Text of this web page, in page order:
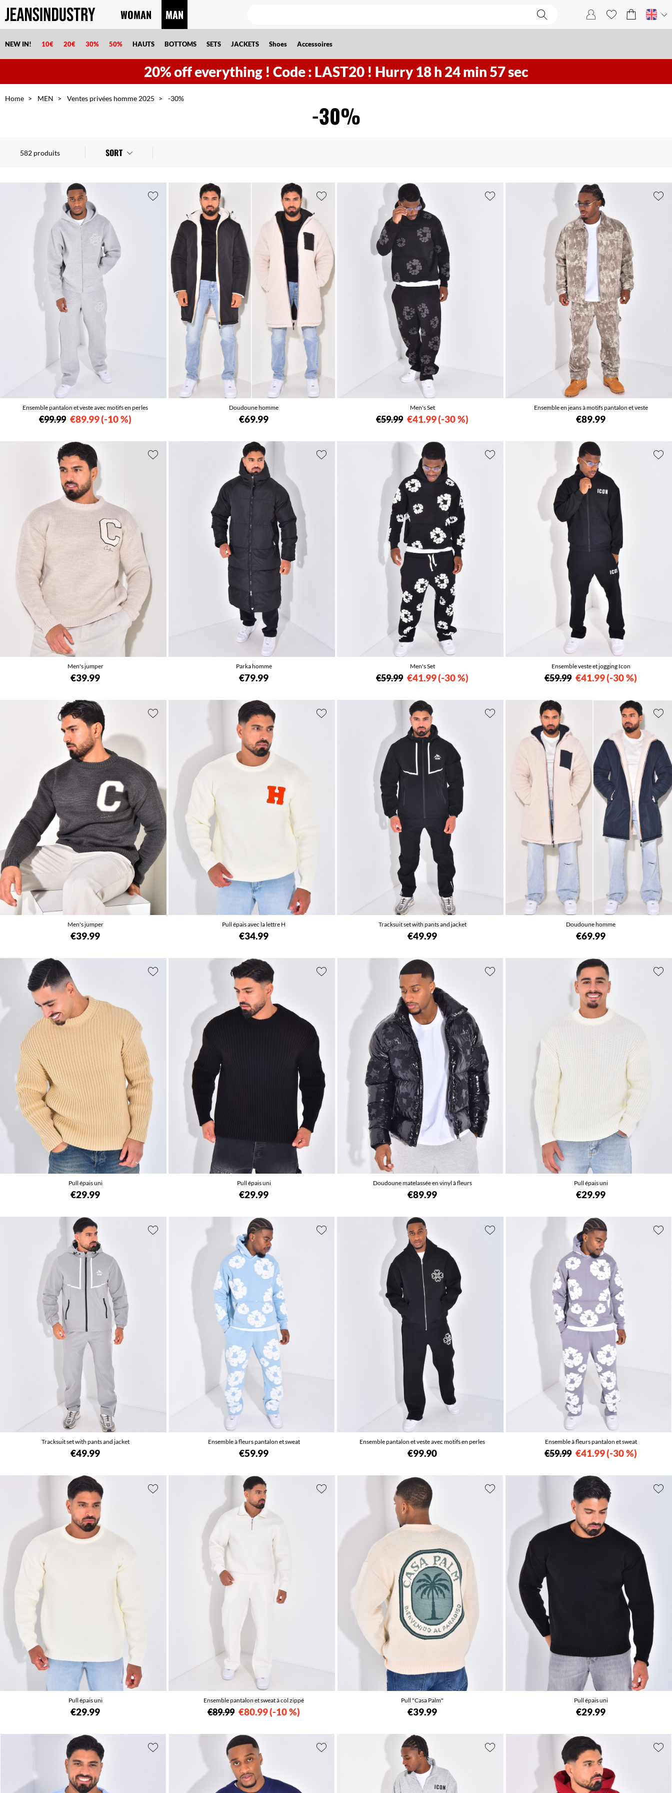
20% off everything ! Code : LAST20 ! Hurry18h 24min54sec
WOMAN MAN
NEW IN! 10€ 20€ 30% 50% HAUTS BOTTOMS SETS JACKETS Shoes Accessoires
Home MEN Ventes privées homme 2025 -30%
-30%
582 produits SORT
Ensemble pantalon et veste avec motifs en perles
€99.99 €89.99 -10 %
Doudoune homme
€69.99
Men's Set
€59.99 €41.99 -30 %
Ensemble en jeans à motifs pantalon et veste
€89.99
Men's jumper
€39.99
Parka homme
€79.99
Men's Set
€59.99 €41.99 -30 %
Ensemble veste et jogging Icon
€59.99 €41.99 -30 %
Men's jumper
€39.99
Pull épais avec la lettre H
€34.99
Tracksuit set with pants and jacket
€49.99
Doudoune homme
€69.99
Pull épais uni
€29.99
Pull épais uni
€29.99
Doudoune matelassée en vinyl à fleurs
€89.99
Pull épais uni
€29.99
Tracksuit set with pants and jacket
€49.99
Ensemble à fleurs pantalon et sweat
€59.99
Ensemble pantalon et veste avec motifs en perles
€99.90
Ensemble à fleurs pantalon et sweat
€59.99 €41.99 -30 %
Pull épais uni
€29.99
Ensemble pantalon et sweat à col zippé
€89.99 €80.99 -10 %
Pull "Casa Palm"
€39.99
Pull épais uni
€29.99